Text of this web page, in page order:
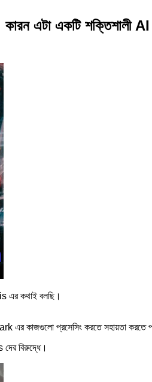
এটা একটি শক্তিশালী
কথাই বলছি।
এর কাজগুলো প্রসেসিং করতে সহায়তা করতে
বিরুদ্ধে।